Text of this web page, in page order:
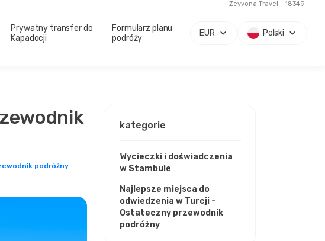
Zeyvona Travel - 18349
Prywatny transfer do
Kapadocji
Formularz planu
podróży
EUR Polski
podróżny
kategorie
Wycieczki i doświadczenia
w Stambule
Najlepsze miejsca do
odwiedzenia w Turcji –
Ostateczny przewodnik
podróżny